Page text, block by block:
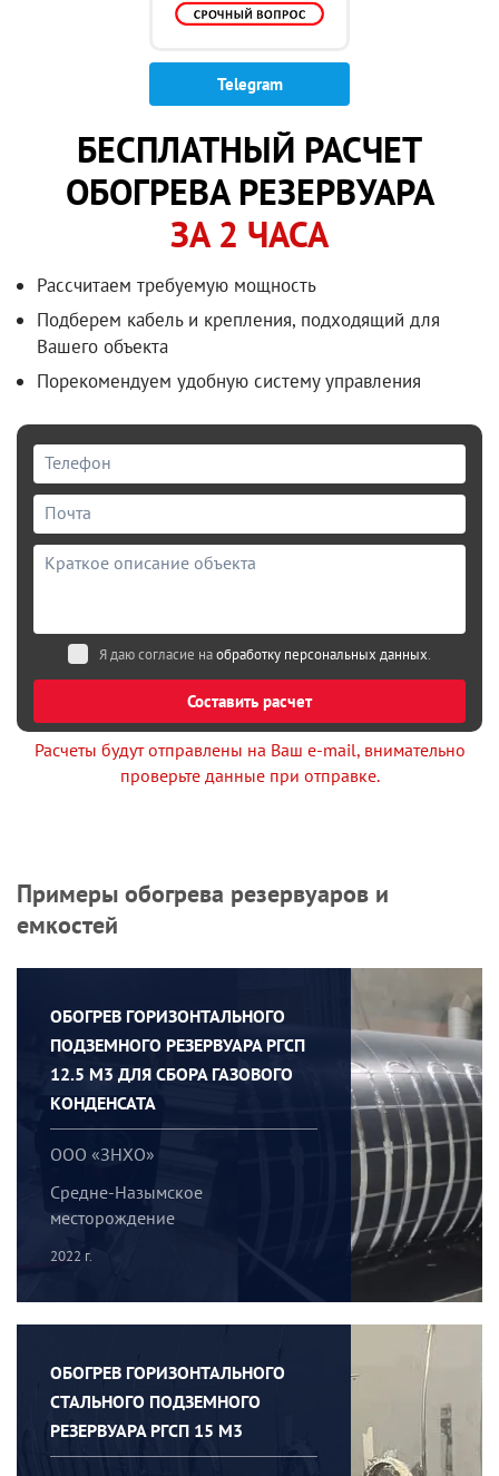
Telegram
БЕСПЛАТНЫЙ РАСЧЕТ
ОБОГРЕВА РЕЗЕРВУАРА
ЗА 2 ЧАСА
Рассчитаем требуемую мощность
Подберем кабель и крепления, подходящий для
Вашего объекта
Порекомендуем удобную систему управления
Составить расчет
Я даю согласие наобработку персональных данных.
Расчеты будут отправлены на Ваш e-mail, внимательно
проверьте данные при отправке.
Примеры обогрева резервуаров и
емкостей
ОБОГРЕВ ГОРИЗОНТАЛЬНОГО
ПОДЗЕМНОГО РЕЗЕРВУАРА РГСП
12.5 М3 ДЛЯ СБОРА ГАЗОВОГО
КОНДЕНСАТА
ООО «ЗНХО»
Средне-Назымское
месторождение
2022 г.
ОБОГРЕВ ГОРИЗОНТАЛЬНОГО
СТАЛЬНОГО ПОДЗЕМНОГО
РЕЗЕРВУАРА РГСП 15 М3